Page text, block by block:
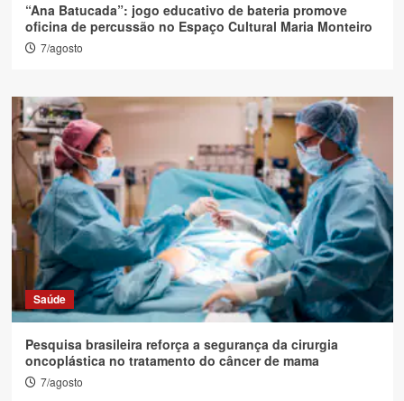
“Ana Batucada”: jogo educativo de bateria promove
oficina de percussão no Espaço Cultural Maria Monteiro
7/agosto
Saúde
Pesquisa brasileira reforça a segurança da cirurgia
oncoplástica no tratamento do câncer de mama
7/agosto